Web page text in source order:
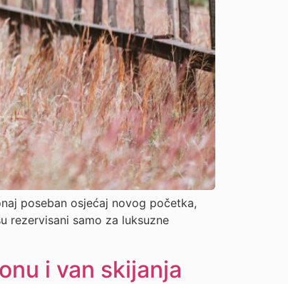
poseban osjećaj novog početka,
rezervisani samo za luksuzne
i van skijanja